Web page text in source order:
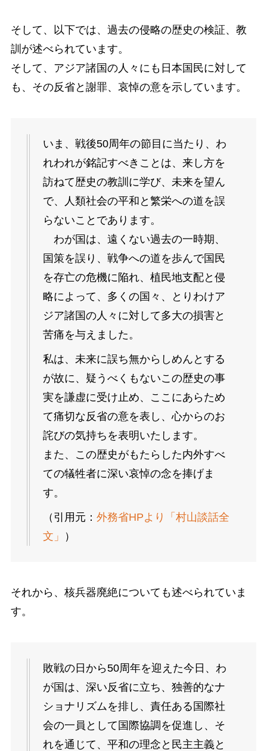
そして、以下では、過去の侵略の歴史の検証、教
訓が述べられています。
そして、アジア諸国の人々にも日本国民に対して
も、その反省と謝罪、哀悼の意を示しています。
いま、戦後50周年の節目に当たり、わ
れわれが銘記すべきことは、来し方を
訪ねて歴史の教訓に学び、未来を望ん
で、人類社会の平和と繁栄への道を誤
らないことであります。
わが国は、遠くない過去の一時期、
国策を誤り、戦争への道を歩んで国民
を存亡の危機に陥れ、植民地支配と侵
略によって、多くの国々、とりわけア
ジア諸国の人々に対して多大の損害と
苦痛を与えました。
私は、未来に誤ち無からしめんとする
が故に、疑うべくもないこの歴史の事
実を謙虚に受け止め、ここにあらため
て痛切な反省の意を表し、心からのお
詫びの気持ちを表明いたします。
また、この歴史がもたらした内外すべ
ての犠牲者に深い哀悼の念を捧げま
す。
（引用元： 外務省HPより「村山談話全
文」
）
それから、核兵器廃絶についても述べられていま
す。
敗戦の日から50周年を迎えた今日、わ
が国は、深い反省に立ち、独善的なナ
ショナリズムを排し、責任ある国際社
会の一員として国際協調を促進し、そ
れを通じて、平和の理念と民主主義と